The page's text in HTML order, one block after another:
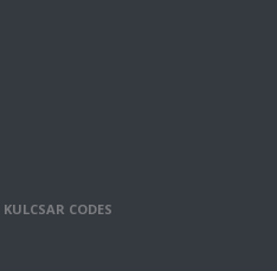
KULCSAR CODES